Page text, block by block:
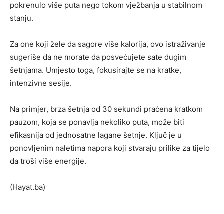
pokrenulo više puta nego tokom vježbanja u stabilnom
stanju.
Za one koji žele da sagore više kalorija, ovo istraživanje
sugeriše da ne morate da posvećujete sate dugim
šetnjama. Umjesto toga, fokusirajte se na kratke,
intenzivne sesije.
Na primjer, brza šetnja od 30 sekundi praćena kratkom
pauzom, koja se ponavlja nekoliko puta, može biti
efikasnija od jednosatne lagane šetnje. Ključ je u
ponovljenim naletima napora koji stvaraju prilike za tijelo
da troši više energije.
(Hayat.ba)